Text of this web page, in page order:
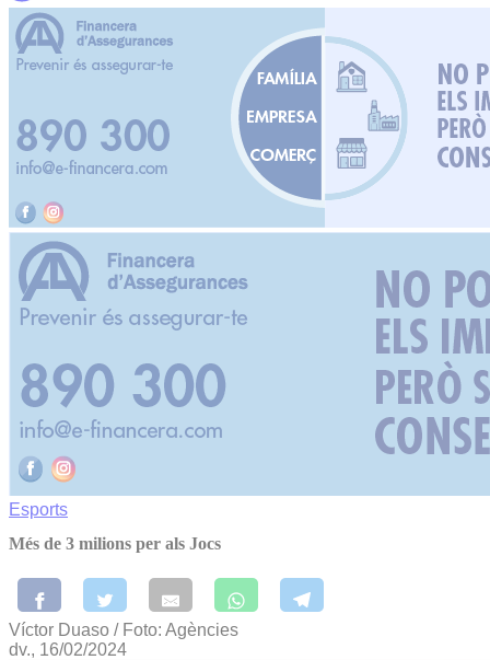
Esports
Més de 3 milions per als Jocs
Víctor Duaso / Foto: Agències
dv., 16/02/2024